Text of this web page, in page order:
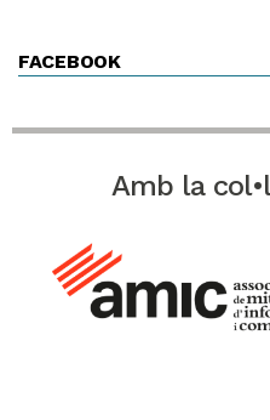
FACEBOOK
Amb la